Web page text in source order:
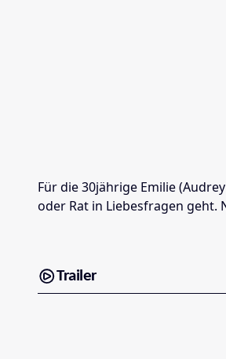
Für die 30jährige Emilie
oder Rat in Liebesfragen geht.
Trailer